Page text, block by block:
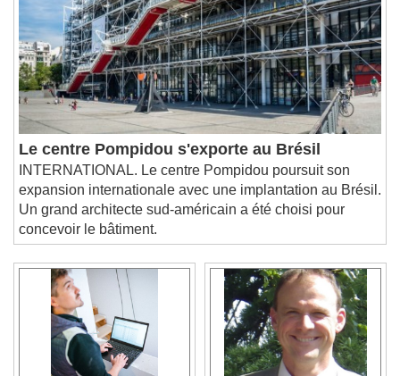
Le centre Pompidou s'exporte au Brésil
INTERNATIONAL. Le centre Pompidou poursuit son
expansion internationale avec une implantation au Brésil.
Un grand architecte sud-américain a été choisi pour
concevoir le bâtiment.